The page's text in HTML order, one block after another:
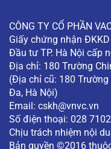
CÔNG TY CỔ PHẦN
Giấy chứng nhận
Đầu tư TP. Hà Nội cấp
Địa chỉ: 180 Trường
(Địa chỉ cũ: 180 Trường
Đa, Hà Nội)
Email: cskh@vnvc.vn
Số điện thoại: 028
Chịu trách nhiệm nội
Bản quyền ©2016